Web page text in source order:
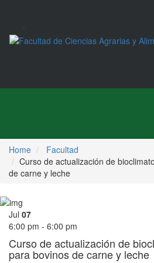
Home
Facultad
Curso de actualización de
de carne y leche
Jul 07
6:00 pm - 6:00 pm
Curso de actualización de
para bovinos de carne y leche